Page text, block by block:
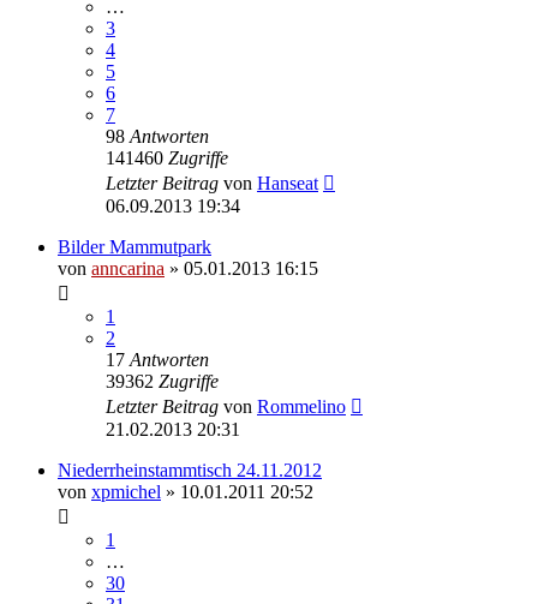
…
3
4
5
6
7
98 Antworten
141460 Zugriffe
Letzter Beitrag von Hanseat
06.09.2013 19:34
Bilder Mammutpark
von anncarina » 05.01.2013 16:15
1
2
17 Antworten
39362 Zugriffe
Letzter Beitrag von Rommelino
21.02.2013 20:31
Niederrheinstammtisch 24.11.2012
von xpmichel » 10.01.2011 20:52
1
…
30